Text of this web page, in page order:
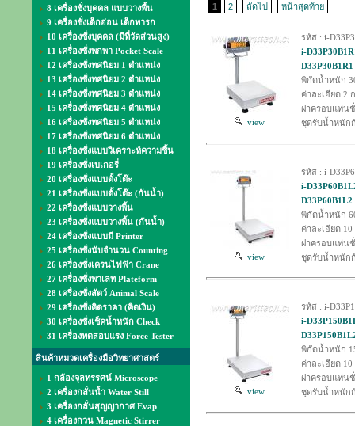
8 เครื่องชั่งบุคคล แบบวางพื้น
9 เครื่องชั่งเด็กอ่อน เด็กทารก
10 เครื่องชั่งบุคคล (มีที่วัดส่วนสูง)
11 เครื่องชั่งพกพา Pocket Scale
12 เครื่องชั่งทศนิยม 1 ตำแหน่ง
13 เครื่องชั่งทศนิยม 2 ตำแหน่ง
14 เครื่องชั่งทศนิยม 3 ตำแหน่ง
15 เครื่องชั่งทศนิยม 4 ตำแหน่ง
16 เครื่องชั่งทศนิยม 5 ตำแหน่ง
17 เครื่องชั่งทศนิยม 6 ตำแหน่ง
18 เครื่องชั่งแบบวิเคราะห์ความชื้น
19 เครื่องชั่งเบเกอรี่
20 เครื่องชั่งแบบตั้งโต๊ะ
21 เครื่องชั่งแบบตั้งโต๊ะ (กันน้ำ)
22 เครื่องชั่งแบบวางพื้น
23 เครื่องชั่งแบบวางพื้น (กันน้ำ)
24 เครื่องชั่งแบบมี Printer
25 เครื่องชั่งนับจำนวน Counting
26 เครื่องชั่งเครนไฟฟ้า Crane
27 เครื่องชั่งพาเลท Plateform
28 เครื่องชั่งสัตว์ Animal Scale
29 เครื่องชั่งคิดราคา (คิดเงิน)
30 เครื่องชั่งเช็คน้ำหนัก Check
31 เครื่องทดสอบแรง Force Tester
สินค้าหมวดเครื่องมือวิทยาศาสตร์
1 กล้องจุลทรรศน์ Microscope
2 เครื่องกลั่นน้ำ Water Still
3 เครื่องกลั่นสุญญากาศ Evap
4 เครื่องกวน Magnetic Stirrer
1 2 ถัดไป หน้าสุดท้าย
view
รหัส : i-
i-
พิกัดน้ำหนัก
ค่าละเอียด 2
ฝาครอบแท่น
ชุดรับน้ำหนัก
view
รหัส : i-
i-
พิกัดน้ำหนัก
ค่าละเอียด
ฝาครอบแท่น
ชุดรับน้ำหนัก
view
รหัส : i-
i-
พิกัดน้ำหนัก
ค่าละเอียด
ฝาครอบแท่น
ชุดรับน้ำหนัก